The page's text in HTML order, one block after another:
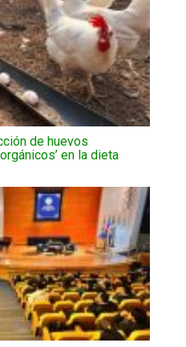
de huevos
en la dieta